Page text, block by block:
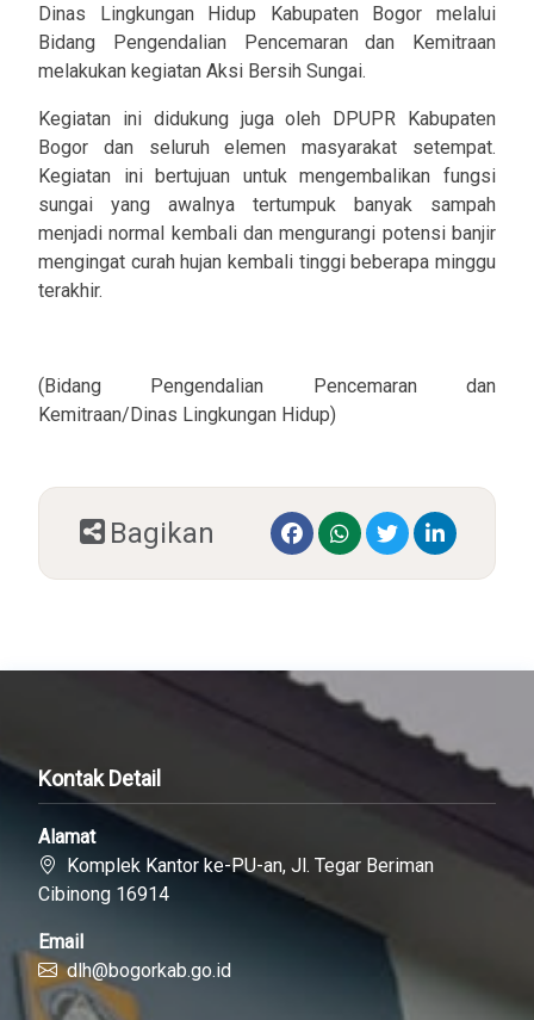
Dinas Lingkungan Hidup Kabupaten Bogor melalui
Bidang Pengendalian Pencemaran dan Kemitraan
melakukan kegiatan Aksi Bersih Sungai.
Kegiatan ini didukung juga oleh DPUPR Kabupaten
Bogor dan seluruh elemen masyarakat setempat.
Kegiatan ini bertujuan untuk mengembalikan fungsi
sungai yang awalnya tertumpuk banyak sampah
menjadi normal kembali dan mengurangi potensi banjir
mengingat curah hujan kembali tinggi beberapa minggu
terakhir.
(Bidang Pengendalian Pencemaran dan
Kemitraan/Dinas Lingkungan Hidup)
Bagikan
Kontak Detail
Alamat
Komplek Kantor ke-PU-an, Jl. Tegar Beriman
Cibinong 16914
Email
dlh@bogorkab.go.id